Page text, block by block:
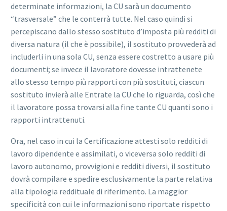
determinate informazioni, la CU sarà un documento
“trasversale” che le conterrà tutte. Nel caso quindi si
percepiscano dallo stesso sostituto d’imposta più redditi di
diversa natura (il che è possibile), il sostituto provvederà ad
includerli in una sola CU, senza essere costretto a usare più
documenti; se invece il lavoratore dovesse intrattenete
allo stesso tempo più rapporti con più sostituti, ciascun
sostituto invierà alle Entrate la CU che lo riguarda, così che
il lavoratore possa trovarsi alla fine tante CU quanti sono i
rapporti intrattenuti.
Ora, nel caso in cui la Certificazione attesti solo redditi di
lavoro dipendente e assimilati, o viceversa solo redditi di
lavoro autonomo, provvigioni e redditi diversi, il sostituto
dovrà compilare e spedire esclusivamente la parte relativa
alla tipologia reddituale di riferimento. La maggior
specificità con cui le informazioni sono riportate rispetto